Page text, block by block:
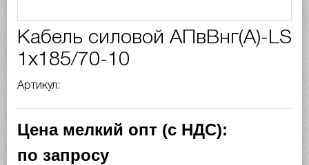
Кабель силовой АПвВнг(A)-LS
1х185/70-10
Артикул:
Цена мелкий опт (с НДС):
по запросу